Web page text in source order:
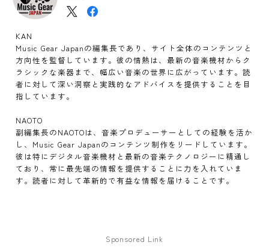
KAN
Music Gear Japanの編集長であり、サイト全体のコンテンツと
方向性を監督しています。彼の情熱は、最新の音楽機材からク
ラシックな楽器まで、幅広い音楽の世界に広がっています。読
者に対して深い洞察と実践的なアドバイスを提供することを目
指しています。
NAOTO
副編集長のNAOTOは、音楽プロデューサーとしての経験を活か
し、Music Gear Japanのコンテンツ制作をリードしています。
彼は特にデジタル音楽機材と最新の音楽テクノロジーに精通し
ており、常に最先端の情報を提供することに力を入れていま
す。読者に対して革新的で有益な情報を届けることです。
Sponsored Link